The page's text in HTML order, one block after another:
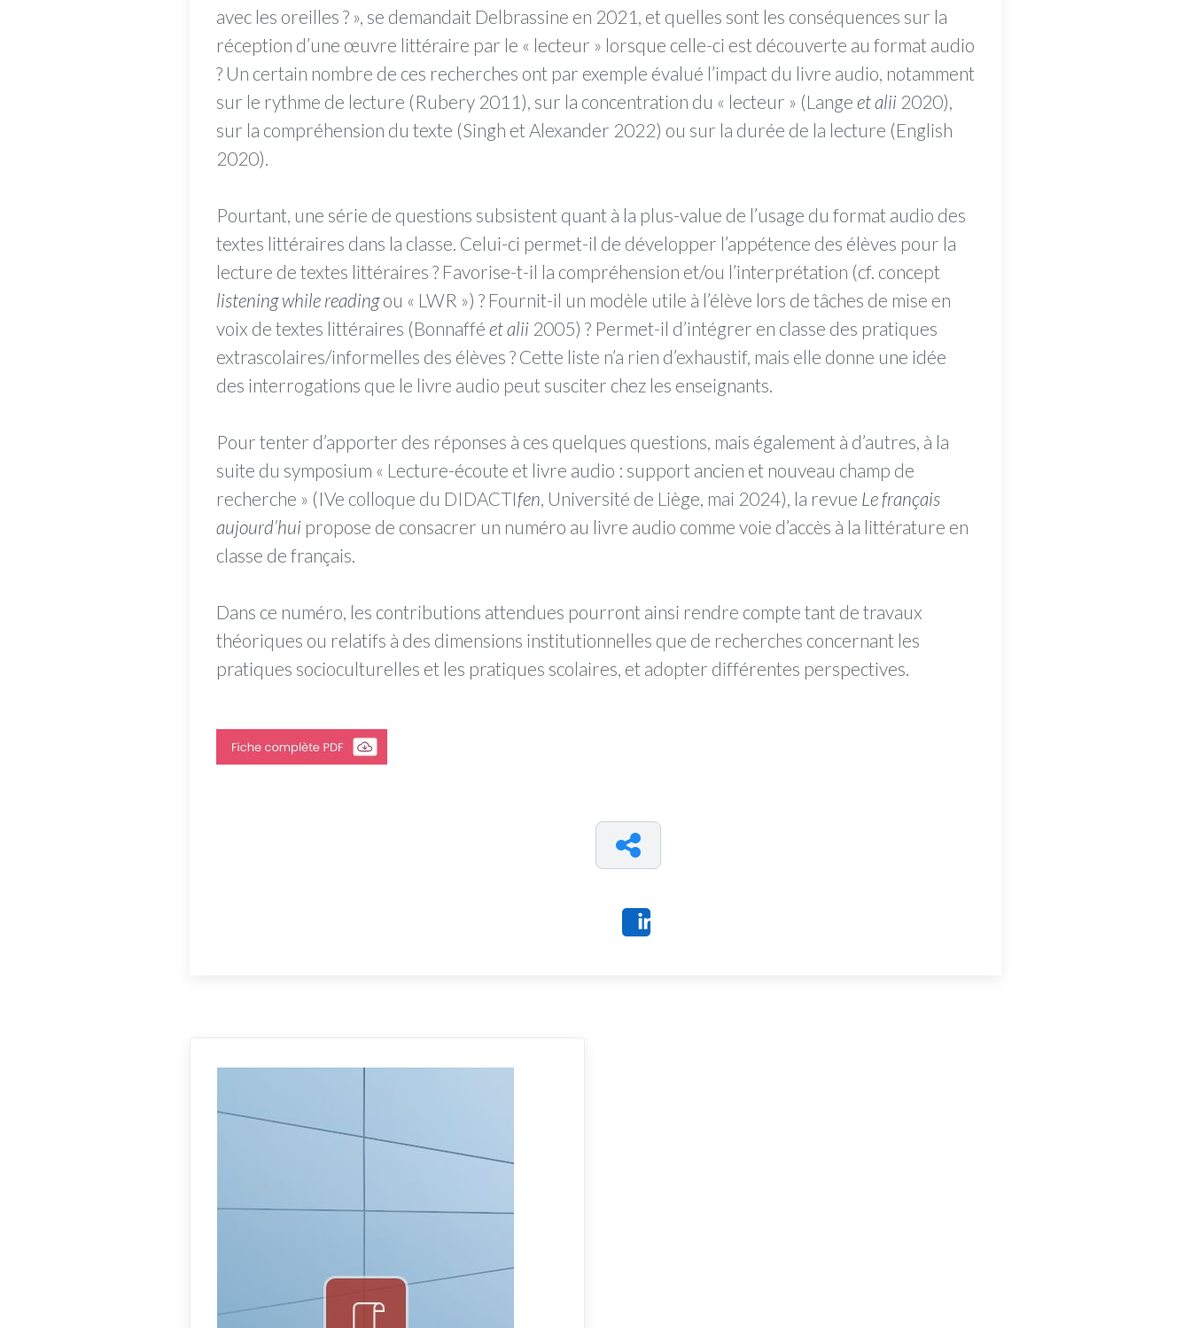
avec les oreilles ? », se demandait Delbrassine en 2021, et quelles sont les conséquences sur la
réception d’une œuvre littéraire par le « lecteur » lorsque celle-ci est découverte au format audio
? Un certain nombre de ces recherches ont par exemple évalué l’impact du livre audio, notamment
sur le rythme de lecture (Rubery 2011), sur la concentration du « lecteur » (Lange et alii 2020),
sur la compréhension du texte (Singh et Alexander 2022) ou sur la durée de la lecture (English
2020).
Pourtant, une série de questions subsistent quant à la plus-value de l’usage du format audio des
textes littéraires dans la classe. Celui-ci permet-il de développer l’appétence des élèves pour la
lecture de textes littéraires ? Favorise-t-il la compréhension et/ou l’interprétation (cf. concept
listening while readingou « LWR ») ? Fournit-il un modèle utile à l’élève lors de tâches de mise en
voix de textes littéraires (Bonnaffé et alii 2005) ? Permet-il d’intégrer en classe des pratiques
extrascolaires/informelles des élèves ? Cette liste n’a rien d’exhaustif, mais elle donne une idée
des interrogations que le livre audio peut susciter chez les enseignants.
Pour tenter d’apporter des réponses à ces quelques questions, mais également à d’autres, à la
suite du symposium « Lecture-écoute et livre audio : support ancien et nouveau champ de
recherche » (IVe colloque du DIDACTIfen , Université de Liège, mai 2024), la revue Le français
aujourd’hui propose de consacrer un numéro au livre audio comme voie d’accès à la littérature en
classe de français.
Dans ce numéro, les contributions attendues pourront ainsi rendre compte tant de travaux
théoriques ou relatifs à des dimensions institutionnelles que de recherches concernant les
pratiques socioculturelles et les pratiques scolaires, et adopter différentes perspectives.